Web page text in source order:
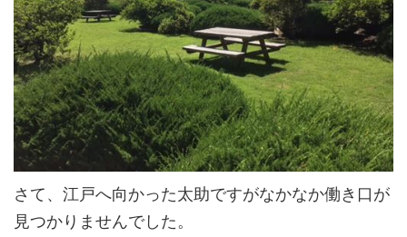
さて、江戸へ向かった太助ですがなかなか働き口が
見つかりませんでした。